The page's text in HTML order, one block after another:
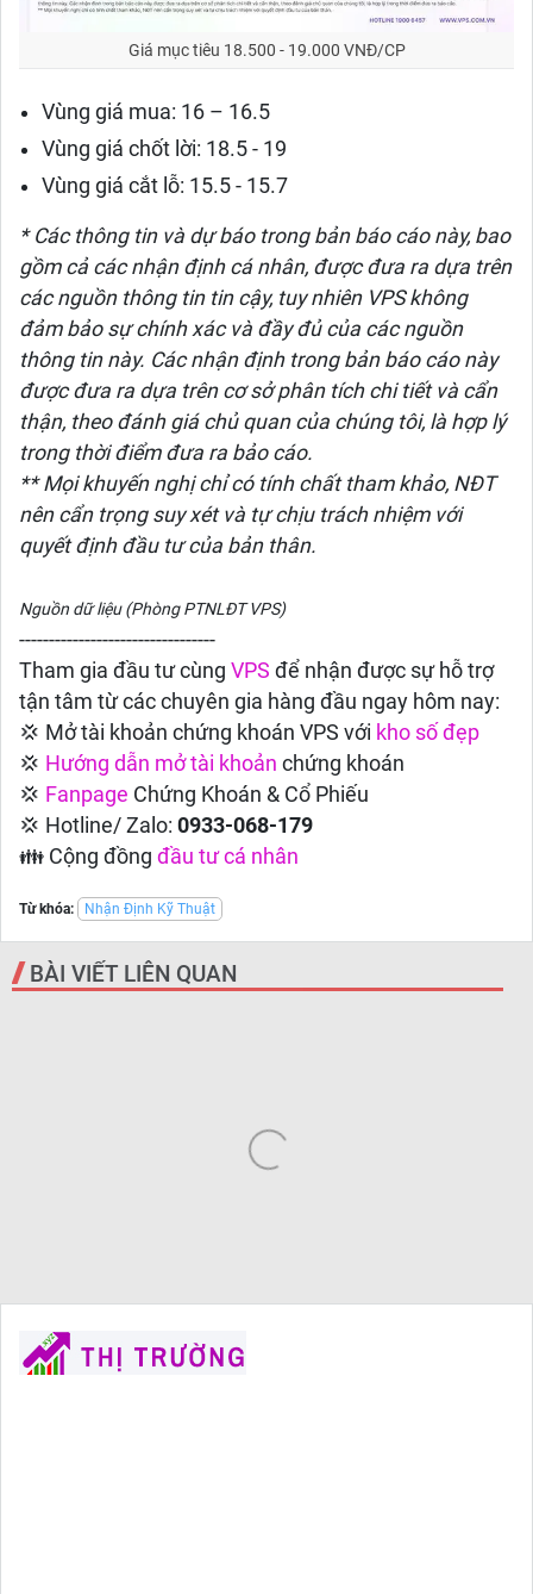
Giá mục tiêu 18.500 - 19.000 VNĐ/CP
Vùng giá mua: 16 – 16.5
Vùng giá chốt lời: 18.5 - 19
Vùng giá cắt lỗ: 15.5 - 15.7
* Các thông tin và dự báo trong bản báo cáo này, bao
gồm cả các nhận định cá nhân, được đưa ra dựa trên
các nguồn thông tin tin cậy, tuy nhiên VPS không
đảm bảo sự chính xác và đầy đủ của các nguồn
thông tin này. Các nhận định trong bản báo cáo này
được đưa ra dựa trên cơ sở phân tích chi tiết và cẩn
thận, theo đánh giá chủ quan của chúng tôi, là hợp lý
trong thời điểm đưa ra bảo cáo.
** Mọi khuyến nghị chỉ có tính chất tham khảo, NĐT
nên cẩn trọng suy xét và tự chịu trách nhiệm với
quyết định đầu tư của bản thân.
Nguồn dữ liệu (Phòng PTNLĐT VPS)
---------------------------------
Tham gia đầu tư cùng VPS để nhận được sự hỗ trợ
tận tâm từ các chuyên gia hàng đầu ngay hôm nay:
💢 Mở tài khoản chứng khoán VPS với kho số đẹp
💢 Hướng dẫn mở tài khoản chứng khoán
💢 Fanpage Chứng Khoán & Cổ Phiếu
💢 Hotline/ Zalo: 0933-068-179
👪 Cộng đồng đầu tư cá nhân
Từ khóa: Nhận Định Kỹ Thuật
BÀI VIẾT LIÊN QUAN